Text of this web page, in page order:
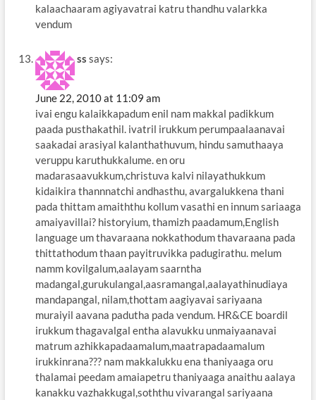
kalaachaaram agiyavatrai katru thandhu valarkka
vendum
ss says:
June 22, 2010 at 11:09 am
ivai engu kalaikkapadum enil nam makkal padikkum
paada pusthakathil. ivatril irukkum perumpaalaanavai
saakadai arasiyal kalanthathuvum, hindu samuthaaya
veruppu karuthukkalume. en oru
madarasaavukkum,christuva kalvi nilayathukkum
kidaikira thannnatchi andhasthu, avargalukkena thani
pada thittam amaiththu kollum vasathi en innum sariaaga
amaiyavillai? historyium, thamizh paadamum,English
language um thavaraana nokkathodum thavaraana pada
thittathodum thaan payitruvikka padugirathu. melum
namm kovilgalum,aalayam saarntha
madangal,gurukulangal,aasramangal,aalayathinudiaya
mandapangal, nilam,thottam aagiyavai sariyaana
muraiyil aavana padutha pada vendum. HR&CE boardil
irukkum thagavalgal entha alavukku unmaiyaanavai
matrum azhikkapadaamalum,maatrapadaamalum
irukkinrana??? nam makkalukku ena thaniyaaga oru
thalamai peedam amaiapetru thaniyaaga anaithu aalaya
kanakku vazhakkugal,soththu vivarangal sariyaana